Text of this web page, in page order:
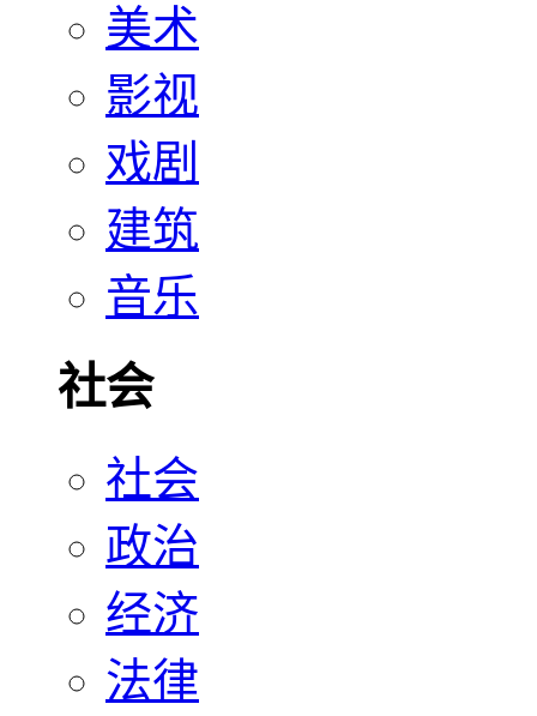
美术
影视
戏剧
建筑
音乐
社会
社会
政治
经济
法律